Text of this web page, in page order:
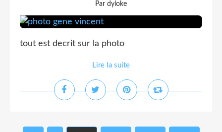
Par dyloke
tout est decrit sur la photo
Lire la suite